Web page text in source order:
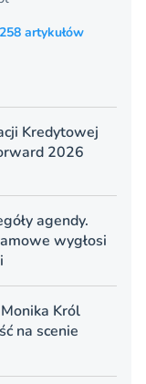
258 artykułów
Kredytowej
2026
agendy.
wygłosi
Król
na scenie